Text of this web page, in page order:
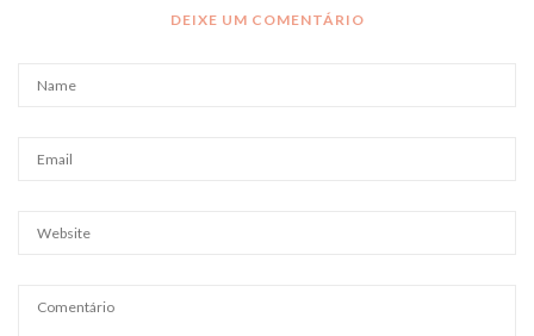
DEIXE UM COMENTÁRIO